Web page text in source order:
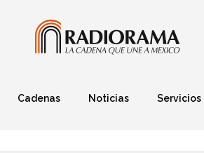
Cadenas Noticias Servicios